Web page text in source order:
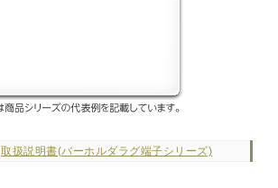
取扱説明書(バーホルダラグ端子シリーズ)